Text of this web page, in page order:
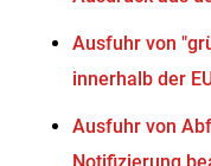
Ausfuhr von
innerhalb der
Ausfuhr von